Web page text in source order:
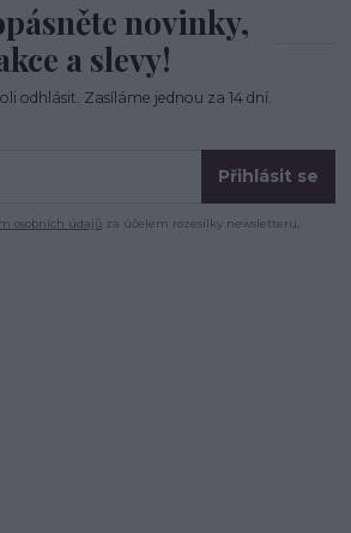
novinky,
a slevy!
odhlásit. Zasíláme jednou za 14 dní.
Přihlásit se
osobních údajů za účelem rozesílky newsletteru.